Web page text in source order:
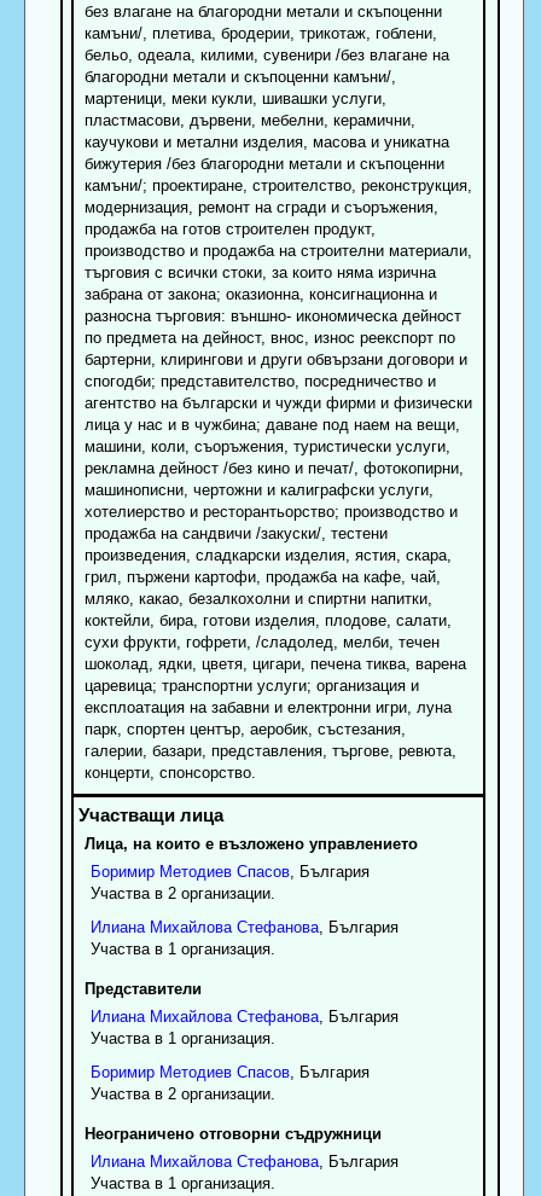
без влагане на благородни метали и скъпоценни
камъни/, плетива, бродерии, трикотаж, гоблени,
бельо, одеала, килими, сувенири /без влагане на
благородни метали и скъпоценни камъни/,
мартеници, меки кукли, шивашки услуги,
пластмасови, дървени, мебелни, керамични,
каучукови и метални изделия, масова и уникатна
бижутерия /без благородни метали и скъпоценни
камъни/; проектиране, строителство, реконструкция,
модернизация, ремонт на сгради и съоръжения,
продажба на готов строителен продукт,
производство и продажба на строителни материали,
търговия с всички стоки, за които няма изрична
забрана от закона; оказионна, консигнационна и
разносна търговия: външно- икономическа дейност
по предмета на дейност, внос, износ реекспорт по
бартерни, клирингови и други обвързани договори и
спогодби; представителство, посредничество и
агентство на български и чужди фирми и физически
лица у нас и в чужбина; даване под наем на вещи,
машини, коли, съоръжения, туристически услуги,
рекламна дейност /без кино и печат/, фотокопирни,
машинописни, чертожни и калиграфски услуги,
хотелиерство и ресторантьорство; производство и
продажба на сандвичи /закуски/, тестени
произведения, сладкарски изделия, ястия, скара,
грил, пържени картофи, продажба на кафе, чай,
мляко, какао, безалкохолни и спиртни напитки,
коктейли, бира, готови изделия, плодове, салати,
сухи фрукти, гофрети, /сладолед, мелби, течен
шоколад, ядки, цветя, цигари, печена тиква, варена
царевица; транспортни услуги; организация и
експлоатация на забавни и електронни игри, луна
парк, спортен център, аеробик, състезания,
галерии, базари, представления, търгове, ревюта,
концерти, спонсорство.
Лица, на които е възложено управлението
Боримир Методиев Спасов, България
Участва в 2 организации.
Илиана Михайлова Стефанова, България
Участва в 1 организация.
Представители
Илиана Михайлова Стефанова, България
Участва в 1 организация.
Боримир Методиев Спасов, България
Участва в 2 организации.
Неограничено отговорни съдружници
Илиана Михайлова Стефанова, България
Участва в 1 организация.